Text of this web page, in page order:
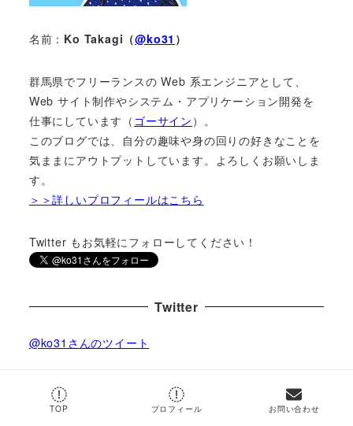
名前： Ko Takagi（@ko31 ）
群馬県でフリーランスの Web 系エンジニアとして、
Web サイト制作やシステム・アプリケーション開発を
仕事にしています（ ゴーサイン ）。
このブログでは、自分の趣味や身の回りの好きなことを
気ままにアウトプットしています。よろしくお願いしま
す。
＞＞詳しいプロフィールはこちら
Twitter もお気軽にフォローしてください！
Twitter
@ko31さんのツイート
by @ko31
TOP プロフィール お問い合わせ